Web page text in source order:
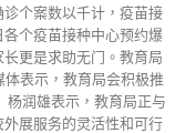
个案数以千计，疫苗接
个疫苗接种中心预约爆
更是求助无门。教育局
表示，教育局会积极推
杨润雄表示，教育局正与
展服务的灵活性和可行